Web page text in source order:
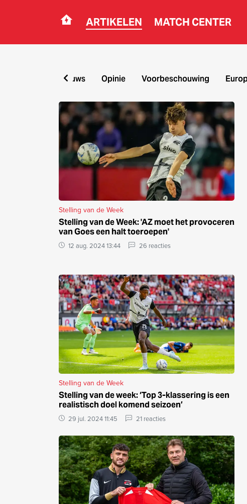
Navigation ARTIKELEN MATCH CENTER
Nieuws Opinie Voorbeschouwing
Stelling van de
Stelling van de Week
Stelling van de Week: 'AZ moet het provoceren
van Goes een halt toeroepen'
12 aug. 2024 13:44 26 reacties
Stelling van de Week
Stelling van de week: ‘Top 3-klassering is een
realistisch doel komend seizoen’
29 jul. 2024 11:45 21 reacties